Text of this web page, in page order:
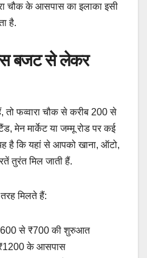
चौक के आसपास का इलाका इसी
है.
बजट से लेकर
फव्वारा चौक से करीब 200 से
मेन मार्केट या जम्मू रोड पर कई
है कि यहां से आपको खाना, ऑटो,
तुरंत मिल जाती हैं.
मिलते हैं:
से ₹700 की शुरुआत
के आसपास